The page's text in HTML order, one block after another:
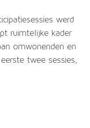
werd
ruimtelijke kader
omwonenden en
twee sessies,